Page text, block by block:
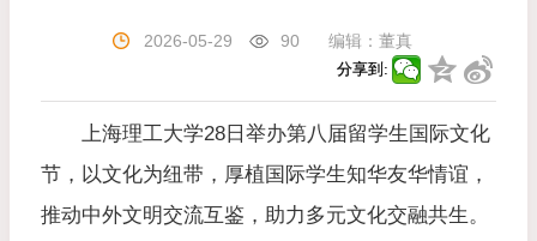
2026-05-29 90 编辑： 董真
分享到:
上海理工大学28日举办第八届留学生国际文化
节，以文化为纽带，厚植国际学生知华友华情谊，
推动中外文明交流互鉴，助力多元文化交融共生。